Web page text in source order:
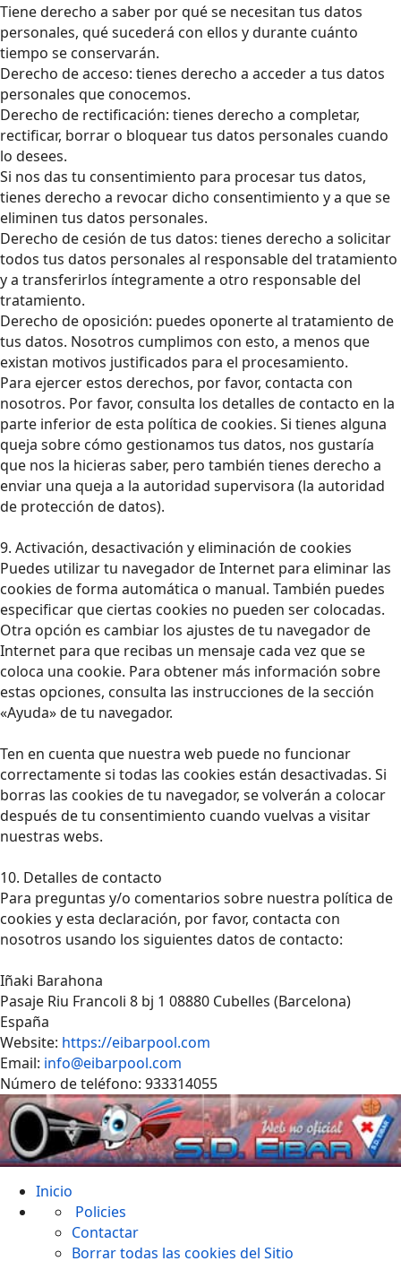
Tiene derecho a saber por qué se necesitan tus datos
personales, qué sucederá con ellos y durante cuánto
tiempo se conservarán.
Derecho de acceso: tienes derecho a acceder a tus datos
personales que conocemos.
Derecho de rectificación: tienes derecho a completar,
rectificar, borrar o bloquear tus datos personales cuando
lo desees.
Si nos das tu consentimiento para procesar tus datos,
tienes derecho a revocar dicho consentimiento y a que se
eliminen tus datos personales.
Derecho de cesión de tus datos: tienes derecho a solicitar
todos tus datos personales al responsable del tratamiento
y a transferirlos íntegramente a otro responsable del
tratamiento.
Derecho de oposición: puedes oponerte al tratamiento de
tus datos. Nosotros cumplimos con esto, a menos que
existan motivos justificados para el procesamiento.
Para ejercer estos derechos, por favor, contacta con
nosotros. Por favor, consulta los detalles de contacto en la
parte inferior de esta política de cookies. Si tienes alguna
queja sobre cómo gestionamos tus datos, nos gustaría
que nos la hicieras saber, pero también tienes derecho a
enviar una queja a la autoridad supervisora (la autoridad
de protección de datos).
9. Activación, desactivación y eliminación de cookies
Puedes utilizar tu navegador de Internet para eliminar las
cookies de forma automática o manual. También puedes
especificar que ciertas cookies no pueden ser colocadas.
Otra opción es cambiar los ajustes de tu navegador de
Internet para que recibas un mensaje cada vez que se
coloca una cookie. Para obtener más información sobre
estas opciones, consulta las instrucciones de la sección
«Ayuda» de tu navegador.
Ten en cuenta que nuestra web puede no funcionar
correctamente si todas las cookies están desactivadas. Si
borras las cookies de tu navegador, se volverán a colocar
después de tu consentimiento cuando vuelvas a visitar
nuestras webs.
10. Detalles de contacto
Para preguntas y/o comentarios sobre nuestra política de
cookies y esta declaración, por favor, contacta con
nosotros usando los siguientes datos de contacto:
Iñaki Barahona
Pasaje Riu Francoli 8 bj 1 08880 Cubelles (Barcelona)
España
Website: https://eibarpool.com
Email: info@eibarpool.com
Número de teléfono: 933314055
Inicio
Policies
Contactar
Borrar todas las cookies del Sitio